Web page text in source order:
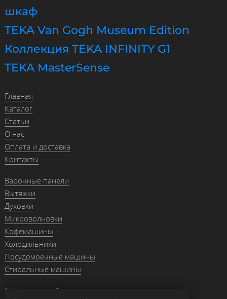
шкаф
TEKA Van Gogh Museum Edition
Коллекция TEKA INFINITY G1
TEKA MasterSense
Главная
Каталог
Статьи
О нас
Оплата и доставка
Контакты
Варочные панели
Вытяжки
Духовки
Микроволновки
Кофемашины
Холодильники
Посудомоечные машины
Стиральные машины
Гранитные мойки